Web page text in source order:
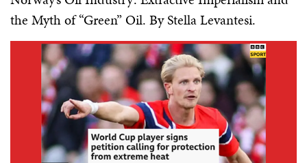
the Myth of “Green” Oil. By Stella Levantesi.